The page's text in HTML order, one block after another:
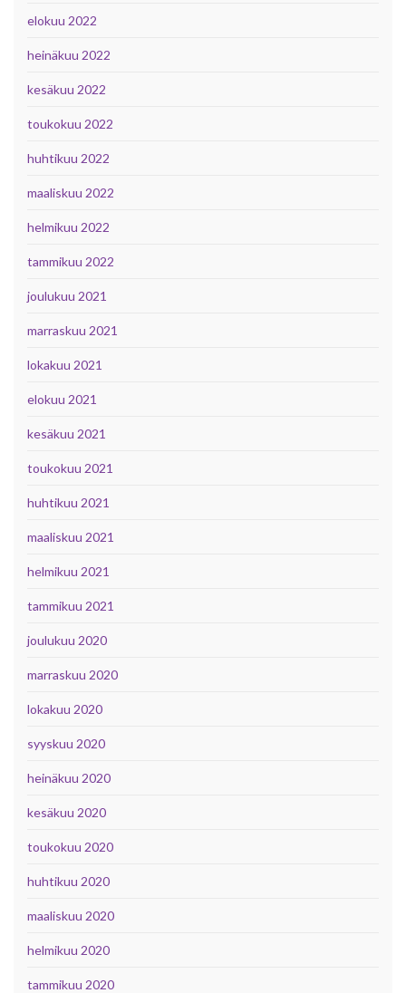
elokuu 2022
heinäkuu 2022
kesäkuu 2022
toukokuu 2022
huhtikuu 2022
maaliskuu 2022
helmikuu 2022
tammikuu 2022
joulukuu 2021
marraskuu 2021
lokakuu 2021
elokuu 2021
kesäkuu 2021
toukokuu 2021
huhtikuu 2021
maaliskuu 2021
helmikuu 2021
tammikuu 2021
joulukuu 2020
marraskuu 2020
lokakuu 2020
syyskuu 2020
heinäkuu 2020
kesäkuu 2020
toukokuu 2020
huhtikuu 2020
maaliskuu 2020
helmikuu 2020
tammikuu 2020